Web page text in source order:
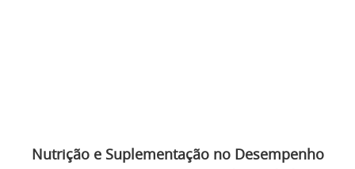
Nutrição e Suplementação no Desempenho